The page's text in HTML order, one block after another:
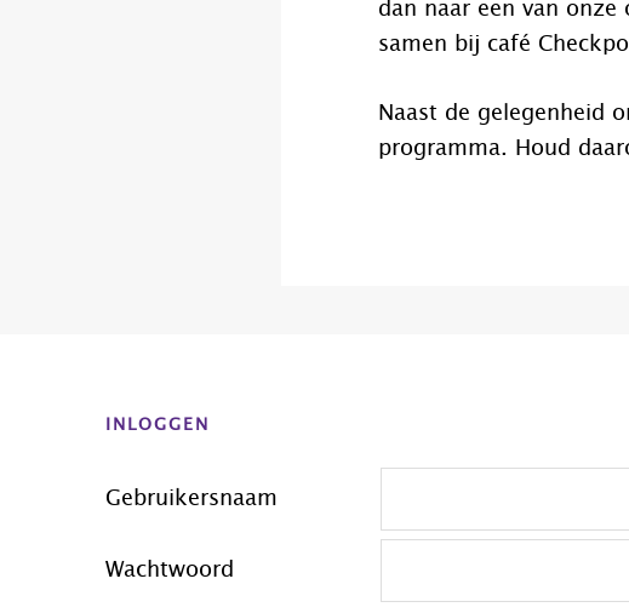
dan naar een van
samen bij café
Naast de gelegenheid
programma. Houd
INLOGGEN
Gebruikersnaam
Wachtwoord